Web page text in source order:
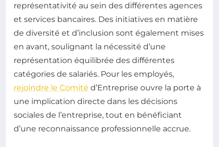
représentativité au sein des différentes agences
et services bancaires. Des initiatives en matière
de diversité et d’inclusion sont également mises
en avant, soulignant la nécessité d’une
représentation équilibrée des différentes
catégories de salariés. Pour les employés,
rejoindre le Comité d’Entreprise ouvre la porte à
une implication directe dans les décisions
sociales de l’entreprise, tout en bénéficiant
d’une reconnaissance professionnelle accrue.